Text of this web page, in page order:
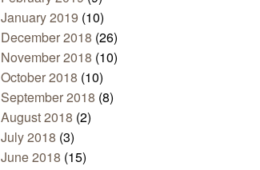
January 2019 (10)
December 2018 (26)
November 2018 (10)
October 2018 (10)
September 2018 (8)
August 2018 (2)
July 2018 (3)
June 2018 (15)